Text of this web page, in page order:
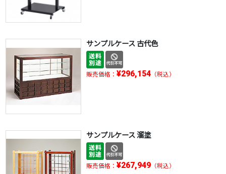
サンプルケース 古代色
販売価格： ¥296,154（税込）
サンプルケース 溜塗
販売価格： ¥267,949（税込）